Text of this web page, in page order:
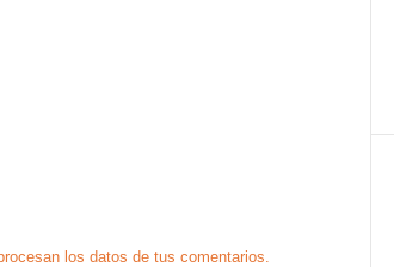
los datos de tus comentarios.